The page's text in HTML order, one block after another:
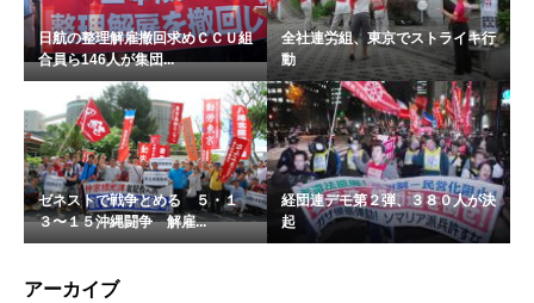
日航の整理解雇撤回求めＣＣＵ組
合員ら146人が集団...
全社連労組、東京でストライキ行
動
ゼネストで戦争とめる ５・１
３〜１５沖縄闘争 解雇...
経団連デモ第２弾、３８０人が決
起
アーカイブ